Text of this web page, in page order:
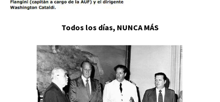
Todos los días, NUNCA MÁS